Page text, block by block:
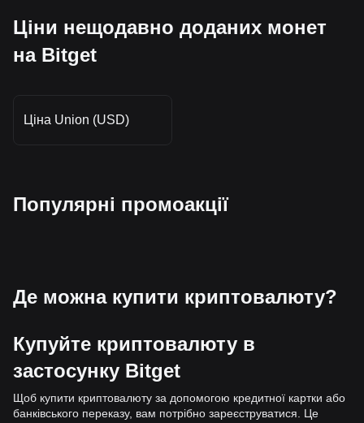
Ціни нещодавно доданих монет
на Bitget
Ціна Union (USD)
Популярні промоакції
Де можна купити криптовалюту?
Купуйте криптовалюту в
застосунку Bitget
Щоб купити криптовалюту за допомогою кредитної картки або
банківського переказу, вам потрібно зареєструватися. Це